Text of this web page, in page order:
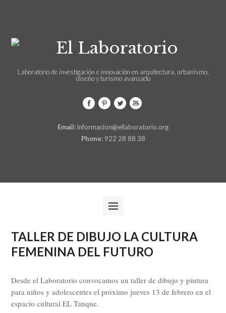
Laboratorio de investigación e innovación en arquitectura, urbanismo,
diseño y turismo avanzado
Email: informacion@ellaboratorio.org
Phone:922 28 88 38
TALLER DE DIBUJO LA CULTURA
FEMENINA DEL FUTURO
Desde el Laboratorio convocamos un taller de dibujo y pintura
para niños y adolescentes el próximo jueves 13 de febrero en el
espacio cultural EL Tanque.